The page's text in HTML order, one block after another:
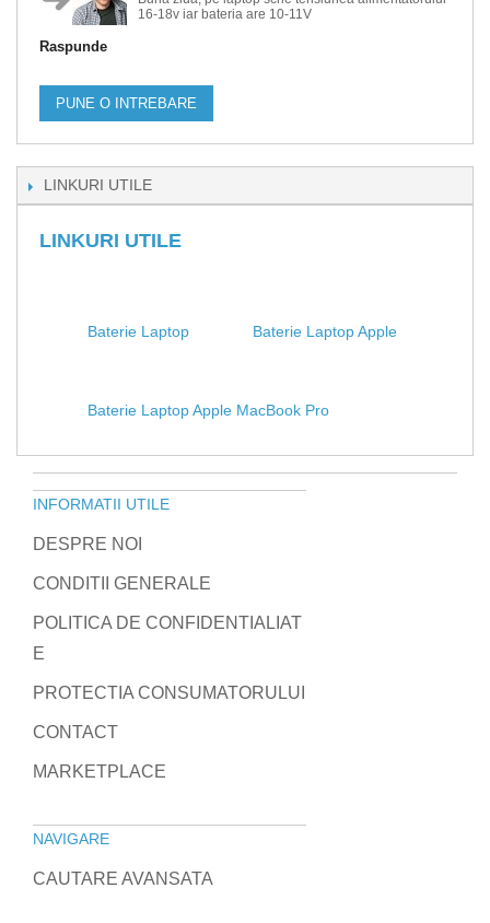
16-18v iar bateria are 10-11V
Raspunde
PUNE O INTREBARE
LINKURI UTILE
LINKURI UTILE
Baterie Laptop Baterie Laptop Apple
Baterie Laptop Apple MacBook Pro
INFORMATII UTILE
DESPRE NOI
CONDITII GENERALE
POLITICA DE CONFIDENTIALIAT
E
PROTECTIA CONSUMATORULUI
CONTACT
MARKETPLACE
NAVIGARE
CAUTARE AVANSATA